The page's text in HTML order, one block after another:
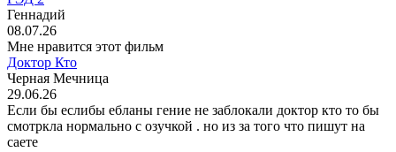
Геннадий
08.07.26
Мне нравится этот фильм
Доктор Кто
Черная Мечница
29.06.26
Если бы еслибы ебланы гение не заблокали доктор кто то бы
смотркла нормально с озучкой . но из за того что пишут на
саете